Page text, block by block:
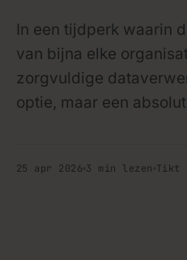
In een tijdperk waarin
van bijna elke
zorgvuldige
optie, maar een
25 apr 2026 3 min lezen Tikt